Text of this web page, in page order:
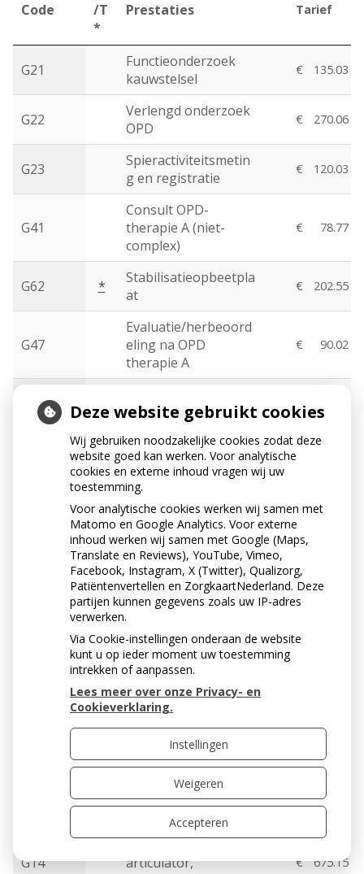
Code
/T
*
Prestaties Tarief
G21
Functieonderzoek
kauwstelsel
€ 135.03
G22
Verlengd onderzoek
OPD
€ 270.06
G23
Spieractiviteitsmetin
g en registratie
€ 120.03
G41
Consult OPD-
therapie A (niet-
complex)
€ 78.77
G62 *
Stabilisatieopbeetpla
at
€ 202.55
G47
Evaluatie/herbeoord
eling na OPD
therapie A
€ 90.02
G43
therapie B (complex)
*
Therapeutische
injectie
*
Consult voor
instructie
apparatuur
(eenmalig)
€
Evaluatie/herbeoord
eling na OPD
therapie B
€
Niet-standaard
beetregistratie
Scharnierasbepaling
Centrale
relatiebepaling
105.02
Protrale/laterale
bepalingen
G14
Instellen volledig
articulator,
€ 675.15
Deze website gebruikt cookies
Wij gebruiken noodzakelijke cookies zodat deze
website goed kan werken. Voor analytische
cookies en externe inhoud vragen wij uw
toestemming.
Voor analytische cookies werken wij samen met
Matomo en Google Analytics. Voor externe
inhoud werken wij samen met Google (Maps,
Translate en Reviews), YouTube, Vimeo,
Facebook, Instagram, X (Twitter), Qualizorg,
Patiëntenvertellen en ZorgkaartNederland. Deze
partijen kunnen gegevens zoals uw IP-adres
verwerken.
Via Cookie-instellingen onderaan de website
kunt u op ieder moment uw toestemming
intrekken of aanpassen.
Lees meer over onze Privacy- en
Cookieverklaring.
Instellingen
Weigeren
Accepteren